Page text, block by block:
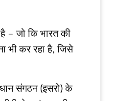
है – जो कि भारत की
भी कर रहा है, जिसे
संगठन (इसरो) के